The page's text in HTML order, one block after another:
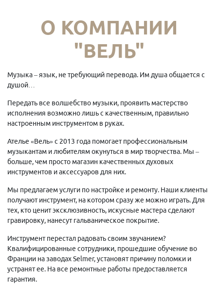
О КОМПАНИИ
"ВЕЛЬ"
Музыка – язык, не требующий перевода. Им душа общается с
душой…
Передать все волшебство музыки, проявить мастерство
исполнения возможно лишь с качественным, правильно
настроенным инструментом в руках.
Ателье «Вель» с 2013 года помогает профессиональным
музыкантам и любителям окунуться в мир творчества. Мы –
больше, чем просто магазин качественных духовых
инструментов и аксессуаров для них.
Мы предлагаем услуги по настройке и ремонту. Наши клиенты
получают инструмент, на котором сразу же можно играть. Для
тех, кто ценит эксклюзивность, искусные мастера сделают
гравировку, нанесут гальваническое покрытие.
Инструмент перестал радовать своим звучанием?
Квалифицированные сотрудники, прошедшие обучение во
Франции на заводах Selmer, установят причину поломки и
устранят ее. На все ремонтные работы предоставляется
гарантия.